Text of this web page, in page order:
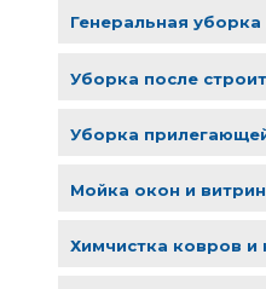
Генеральная
Уборка после
Уборка
Мойка окон и
Химчистка ковров и